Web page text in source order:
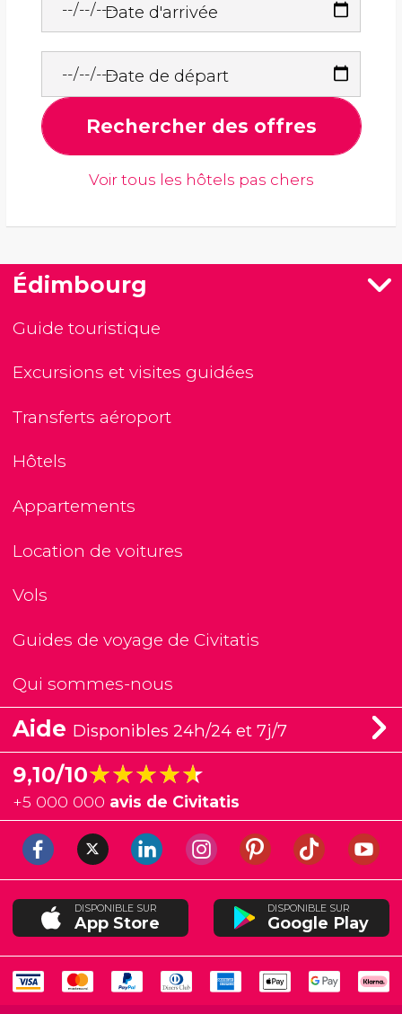
Date d'arrivée
Date de départ
Rechercher des offres
Voir tous les hôtels pas chers
Édimbourg
Guide touristique
Excursions et visites guidées
Transferts aéroport
Hôtels
Appartements
Location de voitures
Vols
Guides de voyage de Civitatis
Qui sommes-nous
Aide Disponibles 24h/24 et 7j/7
9,10/10★★★★★
★★★★★
+5 000 000 avis de Civitatis
DISPONIBLE SUR
App Store
DISPONIBLE SUR
Google Play